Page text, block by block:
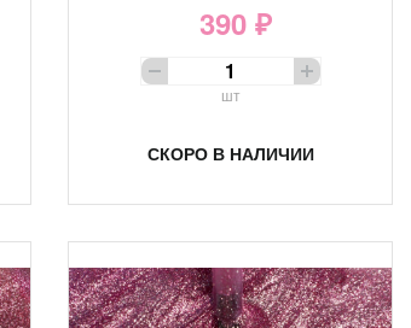
390 ₽
шт
СКОРО В НАЛИЧИИ